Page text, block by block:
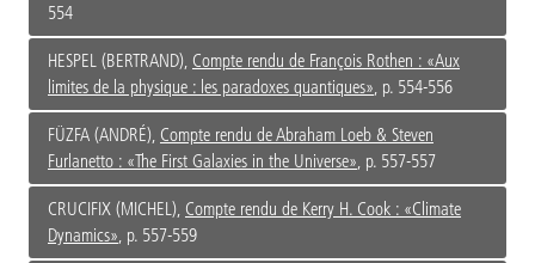
554
HESPEL (BERTRAND), Compte rendu de François Rothen : «Aux
limites de la physique : les paradoxes quantiques», p. 554-556
FÜZFA (ANDRÉ), Compte rendu de Abraham Loeb & Steven
Furlanetto : «The First Galaxies in the Universe», p. 557-557
CRUCIFIX (MICHEL), Compte rendu de Kerry H. Cook : «Climate
Dynamics», p. 557-559